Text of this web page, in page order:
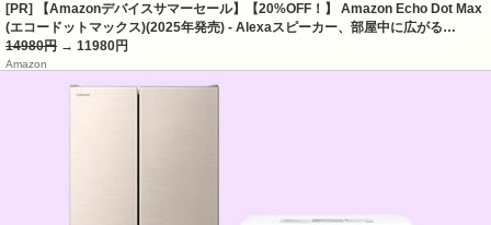
[PR] 【Amazonデバイスサマーセール】【20%OFF！】 Amazon Echo Dot Max
(エコードットマックス)(2025年発売) - Alexaスピーカー、部屋中に広がる…
14980円 → 11980円
Amazon